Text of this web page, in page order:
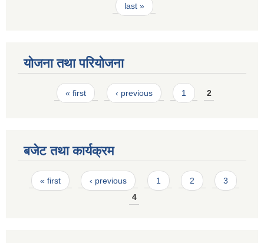
last »
योजना तथा परियोजना
Pages« first ‹ previous 1 2
बजेट तथा कार्यक्रम
Pages
« first ‹ previous 1 2
3
4